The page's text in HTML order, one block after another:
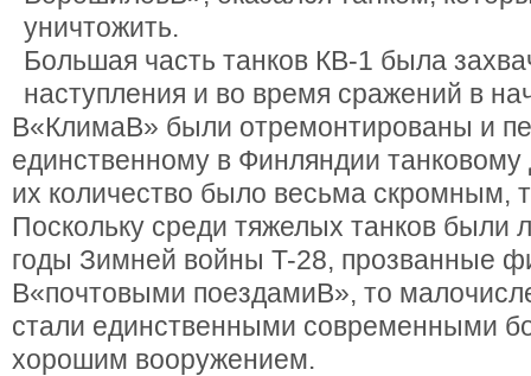
уничтожить.
Большая часть танков КВ-1 была
наступления и во время сражений в
В«КлимаВ» были отремонтированы и
единственному в Финляндии танковому
их количество было весьма скромным,
Поскольку среди тяжелых танков были
годы Зимней войны T-28, прозванные
В«почтовыми поездамиВ», то
стали единственными современными
хорошим вооружением.